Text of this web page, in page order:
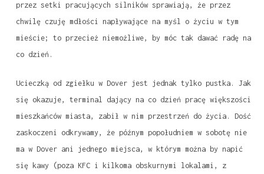
przez setki pracujących silników sprawiają, że przez
chwilę czuję mdłości napływające na myśl o życiu w tym
mieście; to przecież niemożliwe, by móc tak dawać radę na
co dzień.
Ucieczką od zgiełku w Dover jest jednak tylko pustka. Jak
się okazuje, terminal dający na co dzień pracę większości
mieszkańców miasta, zabił w nim przestrzeń do życia. Dość
zaskoczeni odkrywamy, że późnym popołudniem w sobotę nie
ma w Dover ani jednego miejsca, w którym można by napić
się kawy (poza KFC i kilkoma obskurnymi lokalami, z